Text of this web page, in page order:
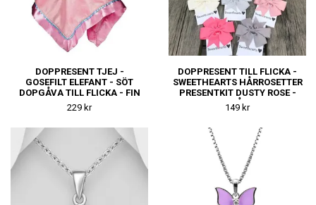
DOPPRESENT TJEJ -
GOSEFILT ELEFANT - SÖT
DOPGÅVA TILL FLICKA - FIN
NAMNGIVNINGSPRESENT
229 kr
DOPPRESENT TILL FLICKA -
SWEETHEARTS HÅRROSETTER
PRESENTKIT DUSTY ROSE -
FIN DOPGÅVA ELLER
NAMNGIVNINGSPRESENT
149 kr